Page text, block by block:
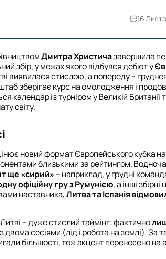
16
Дмитра Христичазавершила
збір, у межах якого відбувся дебют у
виявилася стислою, а попереду –
зберігає курс на омолодження і
календар із турніром у Великій Британії
світу.
новий формат Європейського кубка
близькими за рейтингом.
ще «сирий» – наприклад, у грудні
офіційну гру з Румунією, а інші
наставника,Литва та Іспанія
– дуже стислий таймінг: фактично
двома сесіями (лід і робота на землі). За
більшості, тож акцент перенесено на